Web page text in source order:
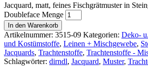
Jacquard, matt, feines Fischgrätmuster in
Doubleface Menge
In den Warenkorb
Artikelnummer: 3515-09 Kategorien: Deko-
und Kostümstoffe, Leinen + Mischgewebe,
Jacquards, Trachtenstoffe, Trachtenstoffe -
Schlagwörter: dirndl, Jacquard, Muster,